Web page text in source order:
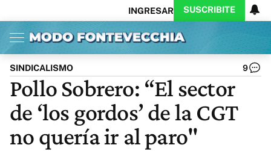
INGRESAR SUSCRIBITE
Inicio Ahora
Opinión
Política
Ciencia
Cultura
Arte
Educación
Internacional
Clima
Deportes
CARAS
Exitoina
Turismo
Videos
Córdoba
Reperfilar
Actualidad
SINDICALISMO 9
Pollo Sobrero: “El sector
de ‘los gordos’ de la CGT
no quería ir al paro"